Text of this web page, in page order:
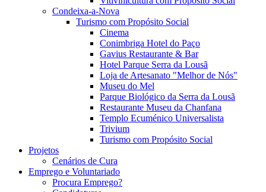
Condeixa-a-Nova
Turismo com Propósito Social
Cinema
Conimbriga Hotel do Paço
Gavius Restaurante & Bar
Hotel Parque Serra da Lousã
Loja de Artesanato "Melhor de Nós"
Museu do Mel
Parque Biológico da Serra da Lousã
Restaurante Museu da Chanfana
Templo Ecuménico Universalista
Trivium
Turismo com Propósito Social
Projetos
Cenários de Cura
Emprego e Voluntariado
Procura Emprego?